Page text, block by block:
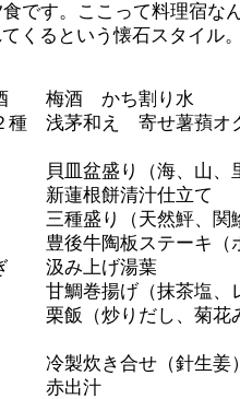
です。ここって料理宿な
くるという懐石スタイル
梅酒 かち割り水
種 浅茅和え 寄せ薯蕷オ
皿盆盛り（海、山、里
新蓮根餅清汁仕立て
種盛り（天然鮃、関
後牛陶板ステーキ（
汲み上げ湯葉
鯛巻揚げ（抹茶塩、
飯（炒りだし、菊花み
製炊き合せ（針生姜
赤出汁